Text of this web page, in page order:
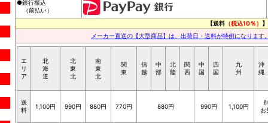
●銀行振込
（前払い）
【送料 （税込10％） 】
メーカー直送の【大型商品】は、出荷日・送料が特例になりま
エ
リ
ア
北
海
道
北
東
北
南
東
北
関
東
信
越
中
部
北
陸
関
西
中
国
四
国
九
州
沖
縄
送
料
1,100円 990円 880円 770円 880円 990円 1,100円
お